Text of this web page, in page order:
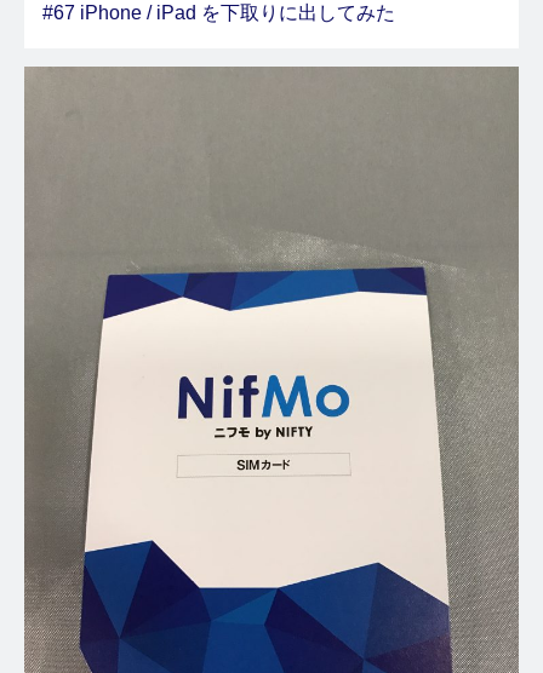
#67 iPhone / iPad を下取りに出してみた